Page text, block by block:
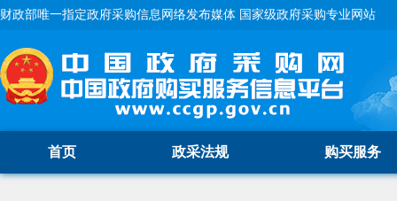
财政部唯一指定政府采购信息网络发布媒体 国家级政府采购专业网站
首页 政采法规 购买服务